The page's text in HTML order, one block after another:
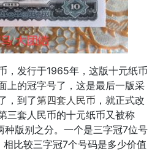
发行于1965年，这版十元纸币
上的冠字号了，这是最后一版采
，到了第四套人民币 ，就正式改
三套人民币的十元纸币又被称
种版别之分。一个是三字冠7位号
比较三字冠7个号码是多少价值